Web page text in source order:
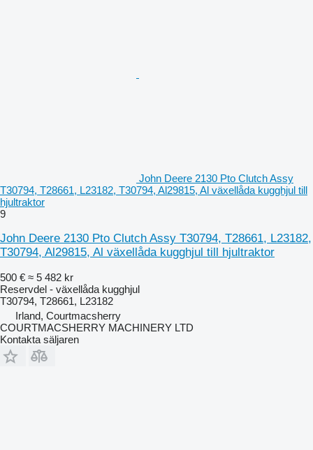
John Deere 2130 Pto Clutch Assy
T30794, T28661, L23182, T30794, Al29815, Al växellåda kugghjul till
hjultraktor
9
John Deere 2130 Pto Clutch Assy T30794, T28661, L23182,
T30794, Al29815, Al växellåda kugghjul till hjultraktor
500 € ≈ 5 482 kr
Reservdel - växellåda kugghjul
T30794, T28661, L23182
Irland, Courtmacsherry
COURTMACSHERRY MACHINERY LTD
Kontakta säljaren